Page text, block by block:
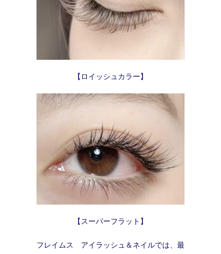
【ロイッシュカラー】
【スーパーフラット】
フレイムス アイラッシュ＆ネイルでは、最